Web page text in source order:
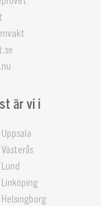
är vi i
Uppsala
Västerås
Lund
Linköping
Helsingborg